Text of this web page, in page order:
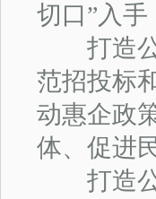
切口”入
打造公
范招投标
动惠企政
体、促进
打造公